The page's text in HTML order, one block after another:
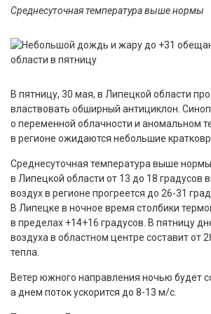
Среднесуточная температура выше нормы
В пятницу, 30 мая, в Липецкой области
властвовать обширный антициклон.
о переменной облачности и аномальном
в регионе ожидаются небольшие
Среднесуточная температура выше
в Липецкой области от 13 до 18 градусов
воздух в регионе прогреется до 26-31
В Липецке в ночное время столбики
в пределах +14+16 градусов. В пятницу
воздуха в областном центре составит от
тепла.
Ветер южного направления ночью будет
а днем поток ускорится до 8-13 м/с.